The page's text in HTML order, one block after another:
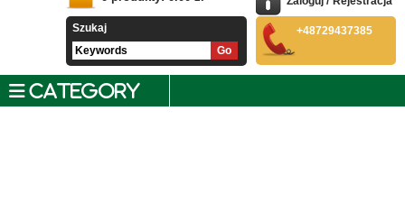
Szukaj +48729437385
CATEGORY